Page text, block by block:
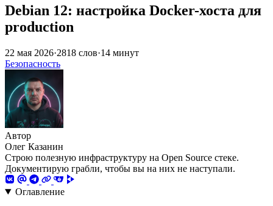
Debian 12: настройка Docker-хоста для
production
22 мая 2026·2818 слов·14 минут
Безопасность
Автор
Олег Казанин
Строю полезную инфраструктуру на Open Source стеке.
Документирую грабли, чтобы вы на них не наступали.
Оглавление